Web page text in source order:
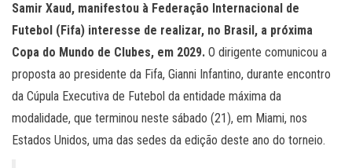
Samir Xaud, manifestou à Federação Internacional de
Futebol (Fifa) interesse de realizar, no Brasil, a próxima
Copa do Mundo de Clubes, em 2029. O dirigente comunicou a
proposta ao presidente da Fifa, Gianni Infantino, durante encontro
da Cúpula Executiva de Futebol da entidade máxima da
modalidade, que terminou neste sábado (21), em Miami, nos
Estados Unidos, uma das sedes da edição deste ano do torneio.